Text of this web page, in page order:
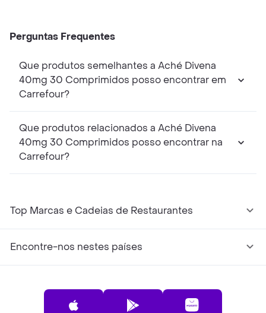
Perguntas Frequentes
Que produtos semelhantes a Aché Divena
40mg 30 Comprimidos posso encontrar em
Carrefour?
Que produtos relacionados a Aché Divena
40mg 30 Comprimidos posso encontrar na
Carrefour?
Top Marcas e Cadeias de Restaurantes
Encontre-nos nestes países